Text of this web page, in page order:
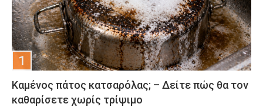
Καμένος πάτος κατσαρόλας; – Δείτε πώς θα τον
καθαρίσετε χωρίς τρίψιμο